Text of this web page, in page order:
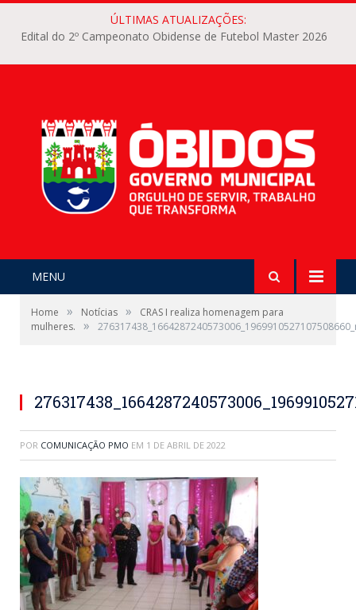
ÚLTIMAS ATUALIZAÇÕES:
Edital do 2º Campeonato Obidense de Futebol Master 2026
MENU
Home » Notícias »
CRAS I realiza homenagem para
mulheres.
»
POR COMUNICAÇÃO PMO EM 1 DE ABRIL DE 2022